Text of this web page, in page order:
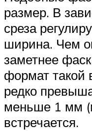
размер. В
среза
ширина. Чем
заметнее
формат такой
редко
меньше 1 мм
встречается.